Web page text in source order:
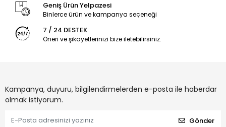
Geniş Ürün Yelpazesi
Binlerce ürün ve kampanya seçeneği
7 / 24 DESTEK
Öneri ve şikayetlerinizi bize iletebilirsiniz.
Kampanya, duyuru, bilgilendirmelerden e-posta ile haberdar
olmak istiyorum.
Gönder